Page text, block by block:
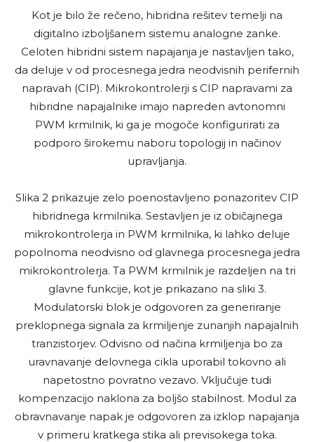
Kot je bilo že rečeno, hibridna rešitev temelji na
digitalno izboljšanem sistemu analogne zanke.
Celoten hibridni sistem napajanja je nastavljen tako,
da deluje v od procesnega jedra neodvisnih perifernih
napravah (CIP). Mikrokontrolerji s CIP napravami za
hibridne napajalnike imajo napreden avtonomni
PWM krmilnik, ki ga je mogoče konfigurirati za
podporo širokemu naboru topologij in načinov
upravljanja.
Slika 2 prikazuje zelo poenostavljeno ponazoritev CIP
hibridnega krmilnika. Sestavljen je iz običajnega
mikrokontrolerja in PWM krmilnika, ki lahko deluje
popolnoma neodvisno od glavnega procesnega jedra
mikrokontrolerja. Ta PWM krmilnik je razdeljen na tri
glavne funkcije, kot je prikazano na sliki 3.
Modulatorski blok je odgovoren za generiranje
preklopnega signala za krmiljenje zunanjih napajalnih
tranzistorjev. Odvisno od načina krmiljenja bo za
uravnavanje delovnega cikla uporabil tokovno ali
napetostno povratno vezavo. Vključuje tudi
kompenzacijo naklona za boljšo stabilnost. Modul za
obravnavanje napak je odgovoren za izklop napajanja
v primeru kratkega stika ali previsokega toka.